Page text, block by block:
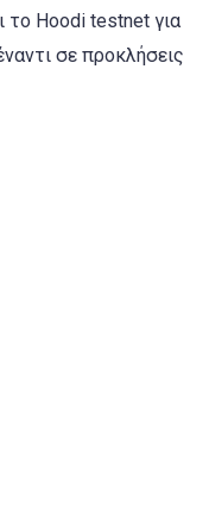
το Hoodi testnet για
σε προκλήσεις